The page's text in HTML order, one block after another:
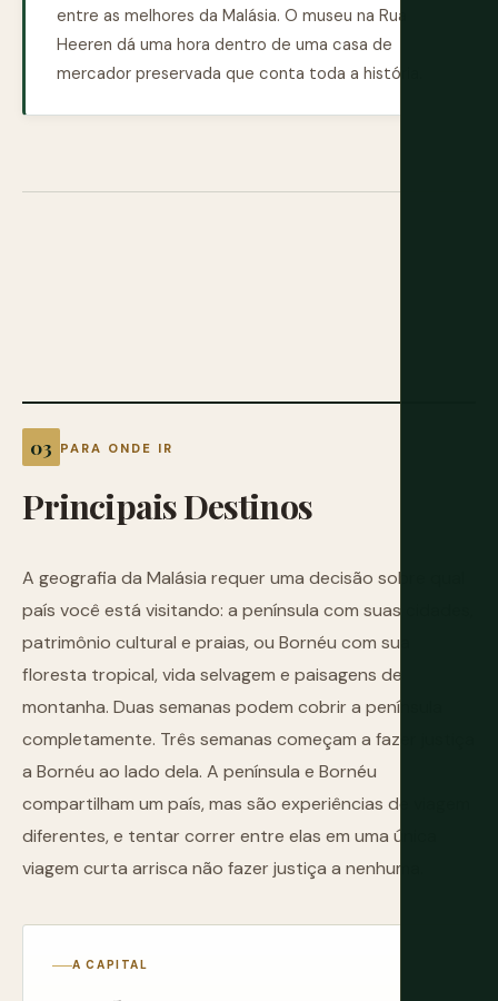
entre as melhores da Malásia. O museu na Rua
Heeren dá uma hora dentro de uma casa de
mercador preservada que conta toda a história.
PARA ONDE IR
PrincipaisDestinos
A geografia da Malásia requer uma decisão sobre qual
país você está visitando: a península com suas cidades,
patrimônio cultural e praias, ou Bornéu com sua
floresta tropical, vida selvagem e paisagens de
montanha. Duas semanas podem cobrir a península
completamente. Três semanas começam a fazer justiça
a Bornéu ao lado dela. A península e Bornéu
compartilham um país, mas são experiências de viagem
diferentes, e tentar correr entre elas em uma única
viagem curta arrisca não fazer justiça a nenhuma.
A CAPITAL